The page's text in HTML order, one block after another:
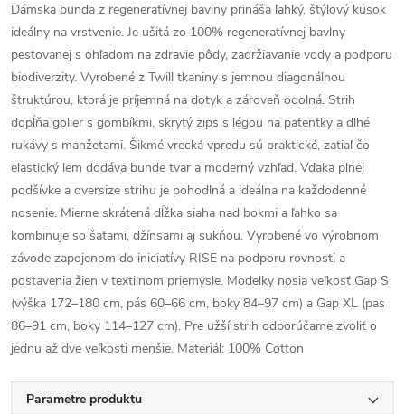
Dámska bunda z regeneratívnej bavlny prináša ľahký, štýlový kúsok
ideálny na vrstvenie. Je ušitá zo 100% regeneratívnej bavlny
pestovanej s ohľadom na zdravie pôdy, zadržiavanie vody a podporu
biodiverzity. Vyrobené z Twill tkaniny s jemnou diagonálnou
štruktúrou, ktorá je príjemná na dotyk a zároveň odolná. Strih
dopĺňa golier s gombíkmi, skrytý zips s légou na patentky a dlhé
rukávy s manžetami. Šikmé vrecká vpredu sú praktické, zatiaľ čo
elastický lem dodáva bunde tvar a moderný vzhľad. Vďaka plnej
podšívke a oversize strihu je pohodlná a ideálna na každodenné
nosenie. Mierne skrátená dĺžka siaha nad bokmi a ľahko sa
kombinuje so šatami, džínsami aj sukňou. Vyrobené vo výrobnom
závode zapojenom do iniciatívy RISE na podporu rovnosti a
postavenia žien v textilnom priemysle. Modelky nosia veľkosť Gap S
(výška 172–180 cm, pás 60–66 cm, boky 84–97 cm) a Gap XL (pas
86–91 cm, boky 114–127 cm). Pre užší strih odporúčame zvoliť o
jednu až dve veľkosti menšie. Materiál: 100% Cotton
Parametre produktu